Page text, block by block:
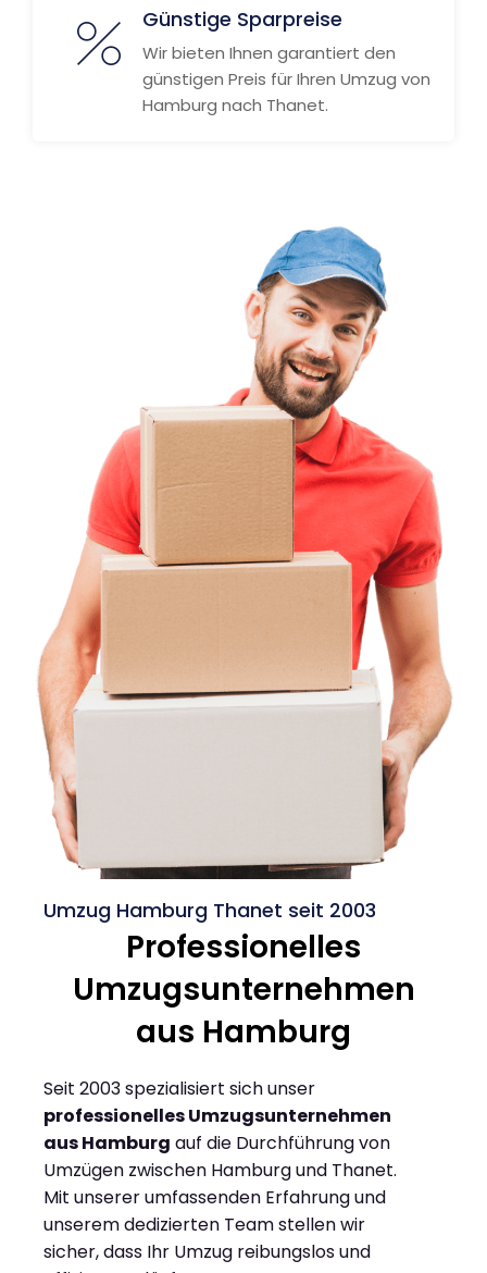
Günstige Sparpreise
Wir bieten Ihnen garantiert den
günstigen Preis für Ihren Umzug von
Hamburg nach Thanet.
Umzug Hamburg Thanet seit 2003
Professionelles
Umzugsunternehmen
aus Hamburg
Seit 2003 spezialisiert sich unser
professionelles Umzugsunternehmen
aus Hamburg auf die Durchführung von
Umzügen zwischen Hamburg und Thanet.
Mit unserer umfassenden Erfahrung und
unserem dedizierten Team stellen wir
sicher, dass Ihr Umzug reibungslos und